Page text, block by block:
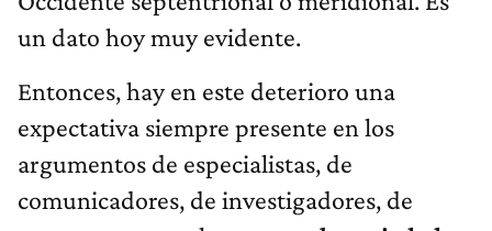
un dato hoy muy evidente.
Entonces, hay en este deterioro una
expectativa siempre presente en los
argumentos de especialistas, de
comunicadores, de investigadores, de